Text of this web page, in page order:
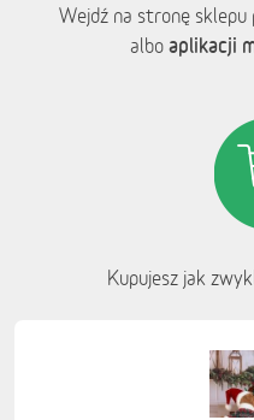
Wejdź na stronę sklepu
albo aplikacji
Kupujesz jak